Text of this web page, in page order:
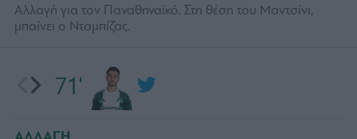
71'
Αλλαγή για τον Παναθηναϊκό. Στη θέση του Μαντσίνι,
μπαίνει ο Νταμπίζας.